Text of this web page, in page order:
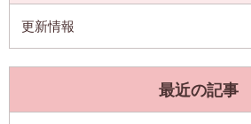
更新情報
最近の記事